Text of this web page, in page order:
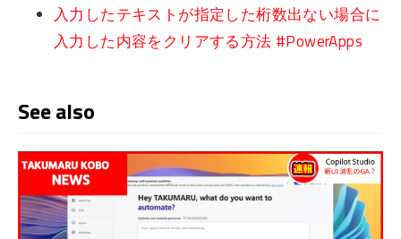
入力したテキストが指定した桁数出ない場合に
入力した内容をクリアする方法 #PowerApps
See also